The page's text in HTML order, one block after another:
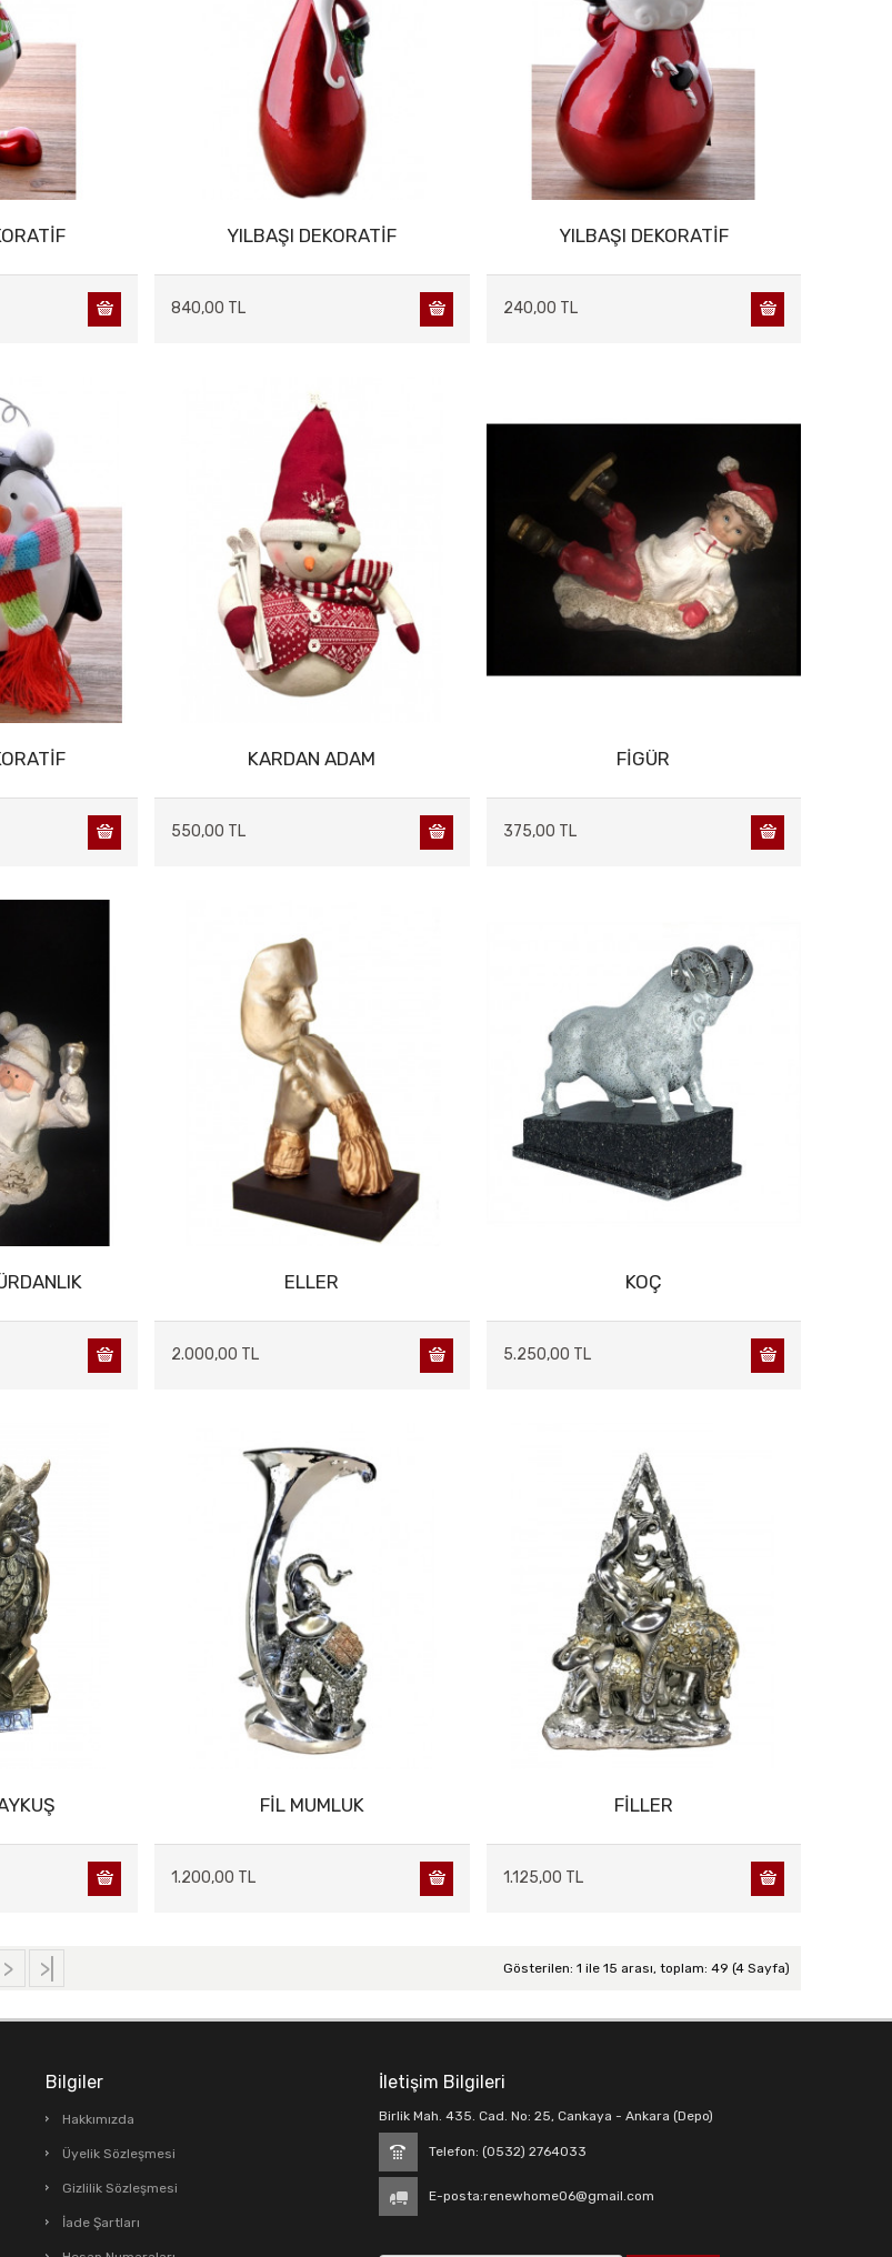
YILBAŞI DEKORATİF
840,00 TL
YILBAŞI DEKORATİF
240,00 TL
KARDAN ADAM
550,00 TL
FİGÜR
375,00 TL
ELLER
2.000,00 TL
KOÇ
5.250,00 TL
FİL MUMLUK
1.200,00 TL
FİLLER
1.125,00 TL
> >| Gösterilen: 1 ile 15 arası, toplam: 49 (4 Sayfa)
Bilgiler
Hakkımızda
Üyelik Sözleşmesi
Gizlilik Sözleşmesi
İade Şartları
İletişim Bilgileri
Birlik Mah. 435. Cad. No: 25, Cankaya - Ankara (Depo)
Telefon: (0532) 2764033
E-posta:renewhome06@gmail.com